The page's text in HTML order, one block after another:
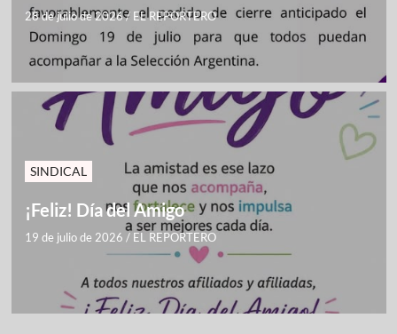
28 de julio de 2026/ EL REPORTERO
SINDICAL
¡Feliz! Día del Amigo
19 de julio de 2026 / EL REPORTERO